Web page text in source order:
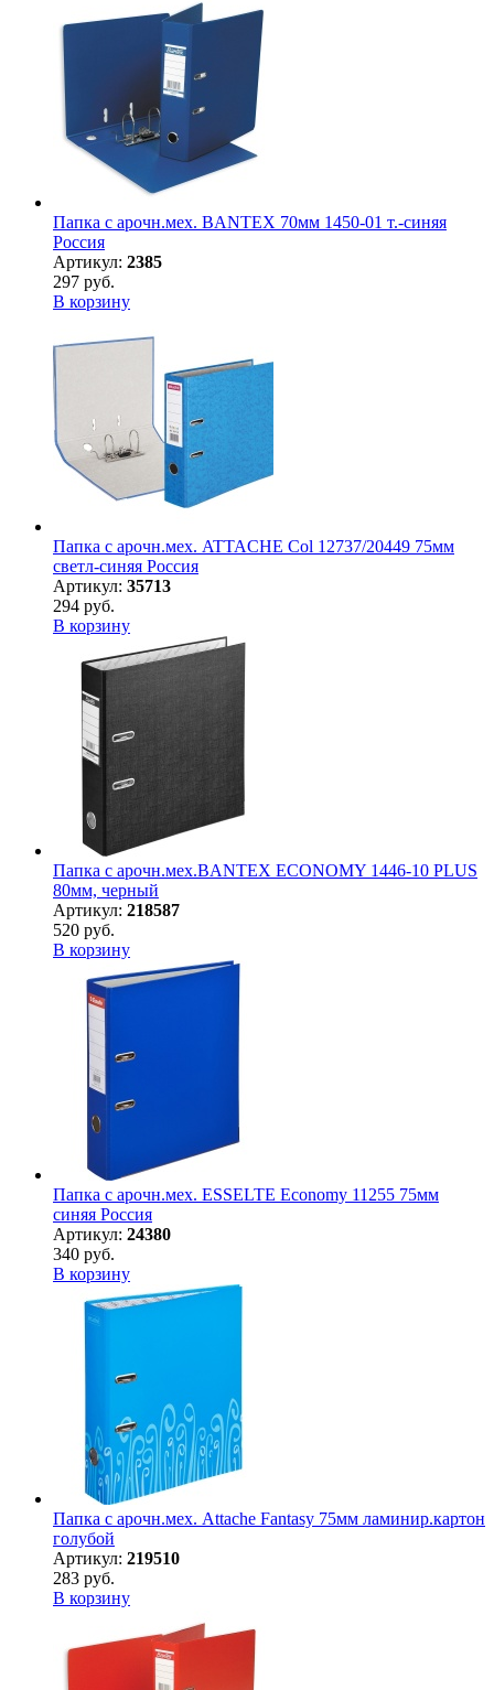
Папка с арочн.мех. BANTEX 70мм 1450-01 т.-синяя
Россия
Артикул: 2385
297 руб.
В корзину
Папка с арочн.мех. ATTACHE Col 12737/20449 75мм
светл-синяя Россия
Артикул: 35713
294 руб.
В корзину
Папка с арочн.мех.BANTEX ECONOMY 1446-10 PLUS
80мм, черный
Артикул: 218587
520 руб.
В корзину
Папка с арочн.мех. ESSELTE Economy 11255 75мм
синяя Россия
Артикул: 24380
340 руб.
В корзину
Папка с арочн.мех. Attache Fantasy 75мм ламинир.картон
голубой
Артикул: 219510
283 руб.
В корзину